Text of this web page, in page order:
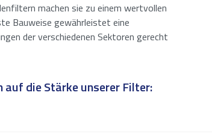
machen sie zu einem wertvollen
Bauweise gewährleistet eine
der verschiedenen Sektoren gerecht
die Stärke unserer Filter: